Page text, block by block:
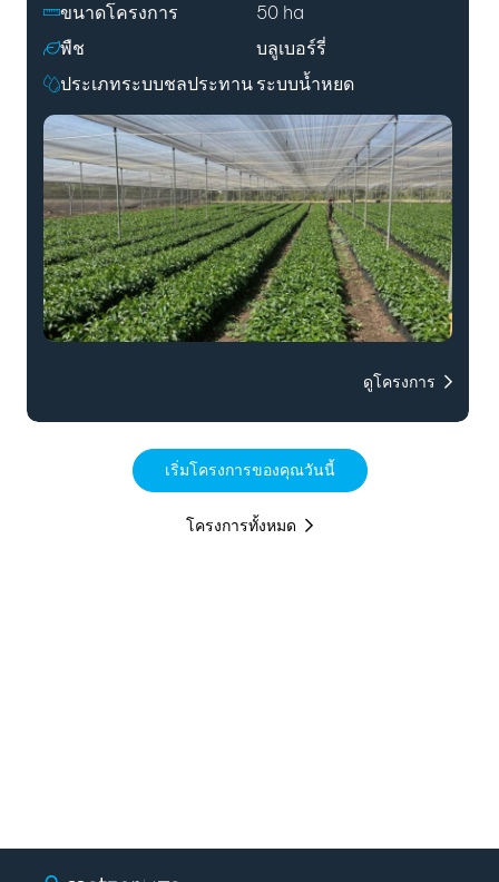
ขนาดโครงการ
50 ha
พืช
บลูเบอร์รี่
ประเภทระบบชลประทาน ระบบน้ำหยด
ดูโครงการ
เริ่มโครงการของคุณวันนี้
โครงการทั้งหมด